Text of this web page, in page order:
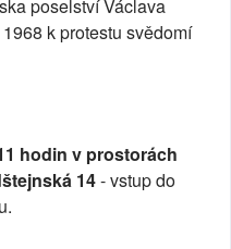
poselství Václava
k protestu svědomí
hodin v prostorách
14- vstup do